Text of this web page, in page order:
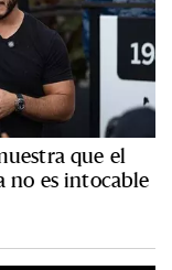
que el
no es intocable